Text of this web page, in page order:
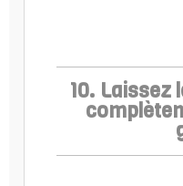
10. Laissez